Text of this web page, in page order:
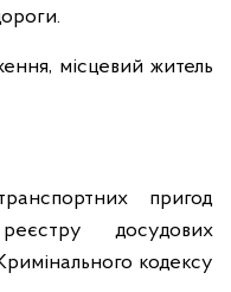
місцевий житель
пригод
досудових
кодексу